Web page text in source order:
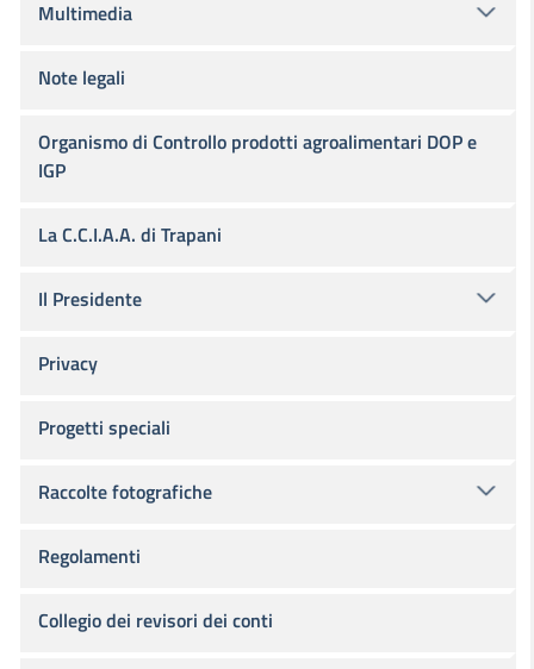
Multimedia
Note legali
Organismo di Controllo prodotti agroalimentari DOP e
IGP
La C.C.I.A.A. di Trapani
Il Presidente
Privacy
Progetti speciali
Raccolte fotografiche
Regolamenti
Collegio dei revisori dei conti